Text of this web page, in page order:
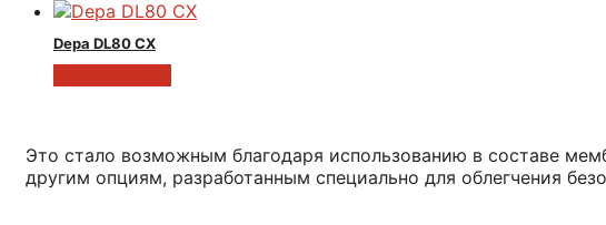
Depa DL80 CX
Это стало возможным благодаря использованию в составе
другим опциям, разработанным специально для облегчения